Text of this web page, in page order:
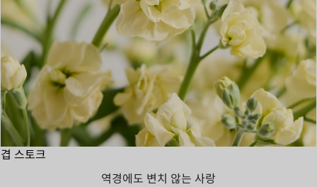
겹 스토크
역경에도 변치 않는 사랑